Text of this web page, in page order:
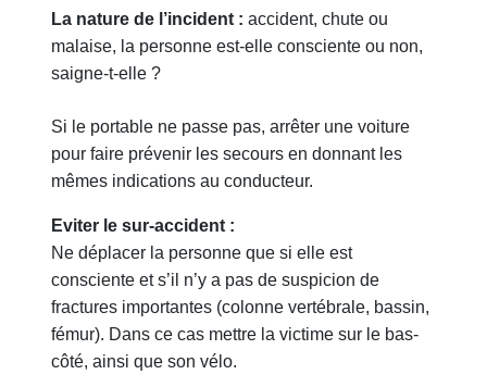
La nature de l’incident : accident, chute ou
malaise, la personne est-elle consciente ou non,
saigne-t-elle ?
Si le portable ne passe pas, arrêter une voiture
pour faire prévenir les secours en donnant les
mêmes indications au conducteur.
Eviter le sur-accident :
Ne déplacer la personne que si elle est
consciente et s’il n’y a pas de suspicion de
fractures importantes (colonne vertébrale, bassin,
fémur). Dans ce cas mettre la victime sur le bas-
côté, ainsi que son vélo.